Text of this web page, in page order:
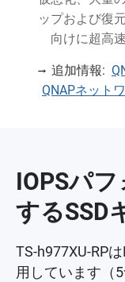
ップおよび復
向けに超高
追加情報:
QNAPネット
IOPSパ
するSSD
TS-h977XU-RP
用しています（